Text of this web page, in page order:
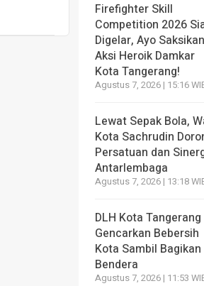
Firefighter Skill
Competition 2026
Digelar, Ayo Saksikan
Aksi Heroik Damkar
Kota Tangerang!
Agustus 7, 2026 | 15:16
Lewat Sepak Bola,
Kota Sachrudin
Persatuan dan
Antarlembaga
Agustus 7, 2026 | 13:18
DLH Kota Tangerang
Gencarkan Bebersih
Kota Sambil Bagikan
Bendera
Agustus 7, 2026 | 11:53